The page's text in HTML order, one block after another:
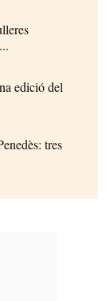
edició del
tres